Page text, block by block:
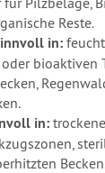
Reste.
in:
bioaktiven
in: